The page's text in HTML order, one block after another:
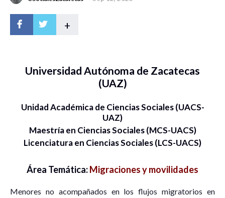
+
Universidad Autónoma de Zacatecas
(UAZ)
Unidad Académica de Ciencias Sociales (UACS-
UAZ)
Maestría en Ciencias Sociales (MCS-UACS)
Licenciatura en Ciencias Sociales (LCS-UACS)
Área Temática:Migraciones y movilidades
Menores no acompañados en los flujos migratorios en